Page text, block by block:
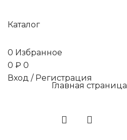
Каталог
0 Избранное
0 ₽ 0
Вход / Регистрация
Главная страница